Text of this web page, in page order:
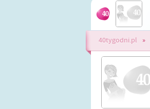
40tygodni.pl »